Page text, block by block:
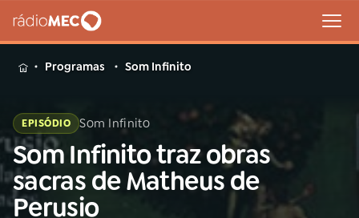
MENU
Buscar
na
Rádio
MEC
Buscar
Programas Som Infinito
EPISÓDIO Som Infinito
Som Infinito traz obras
sacras de Matheus de
Perusio